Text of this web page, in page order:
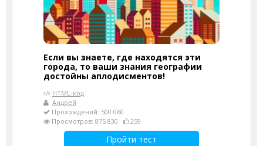
Если вы знаете, где находятся эти
города, то ваши знания географии
достойны аплодисментов!
HTML-код
Андрей
Прохождений: 500 060
Просмотров: 875 830
259
Пройти тест